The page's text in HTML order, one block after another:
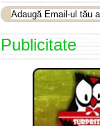
Publicitate